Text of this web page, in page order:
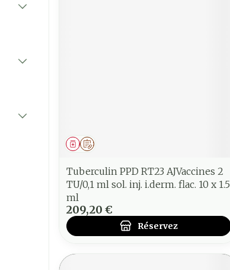
Sur prescription
Médicament
Tuberculin PPD RT23 AJVaccines 2
TU/0,1 ml sol. inj. i.derm. flac. 10 x 1.5
ml
209,20 €
Réservez